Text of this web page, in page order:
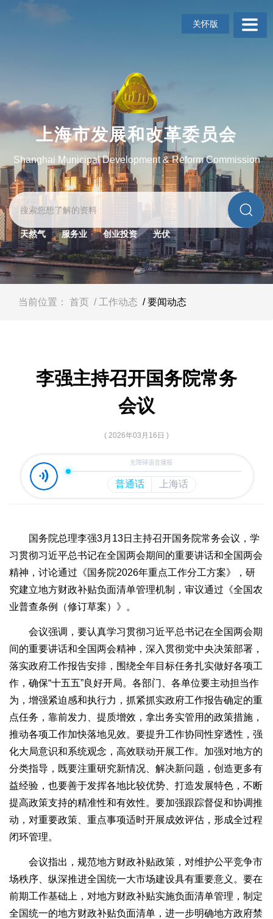
转
到
网
航
区
跳
转
到
主
要
内
容
关怀版
上海市发展和改革委员会
Shanghai Municipal Development & Reform Commission
天然气 服务业 创业投资 光伏
当前位置： 首页 / 工作动态 / 要闻动态
李强主持召开国务院常务
会议
( 2026年03月16日 )
国务院总理李强3月13日主持召开国务院常务会议，学
习贯彻习近平总书记在全国两会期间的重要讲话和全国两会
精神，讨论通过《国务院2026年重点工作分工方案》，研
究建立地方财政补贴负面清单管理机制，审议通过《全国农
业普查条例（修订草案）》。
会议强调，要认真学习贯彻习近平总书记在全国两会期
间的重要讲话和全国两会精神，深入贯彻党中央决策部署，
落实政府工作报告安排，围绕全年目标任务扎实做好各项工
作，确保“十五五”良好开局。各部门、各单位要主动担当作
为，增强紧迫感和执行力，抓紧抓实政府工作报告确定的重
点任务，靠前发力、提质增效，拿出务实管用的政策措施，
推动各项工作加快落地见效。要提升工作协同性穿透性，强
化大局意识和系统观念，高效联动开展工作。加强对地方的
分类指导，既要注重研究新情况、解决新问题，创造更多有
益经验，也要善于发挥各地比较优势、打造发展特色，不断
提高政策支持的精准性和有效性。要加强跟踪督促和协调推
动，对重要政策、重点事项适时开展成效评估，形成全过程
闭环管理。
会议指出，规范地方财政补贴政策，对维护公平竞争市
场秩序、纵深推进全国统一大市场建设具有重要意义。要在
前期工作基础上，对地方财政补贴实施负面清单管理，制定
全国统一的地方财政补贴负面清单，进一步明确地方政府禁